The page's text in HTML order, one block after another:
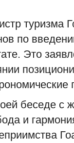
туризма
по
Это
беседе с
и